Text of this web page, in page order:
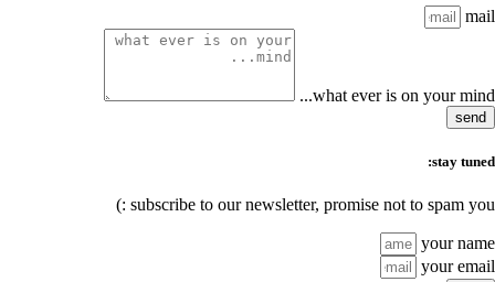
mail
what ever is on your mind...
send
stay tuned:
subscribe to our newsletter, promise not to spam you :)
your name
your email